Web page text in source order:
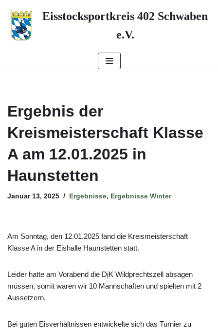
Zum
Inhalt
Eisstocksportkreis 402 Schwaben
e.V.
Ergebnis der
Kreismeisterschaft Klasse
A am 12.01.2025 in
Haunstetten
Januar 13, 2025 Ergebnisse, Ergebnisse Winter
Am Sonntag, den 12.01.2025 fand die Kreismeisterschaft
Klasse A in der Eishalle Haunstetten statt.
Leider hatte am Vorabend die DjK Wildprechtszell absagen
müssen, somit waren wir 10 Mannschaften und spielten mit 2
Aussetzern.
Bei guten Eisverhältnissen entwickelte sich das Turnier zu